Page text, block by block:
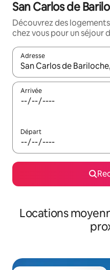
San Carlos de
Découvrez des
chez vous pour un séjour
Adresse
Lorsque les résultats
Arrivée
Départ
Locations